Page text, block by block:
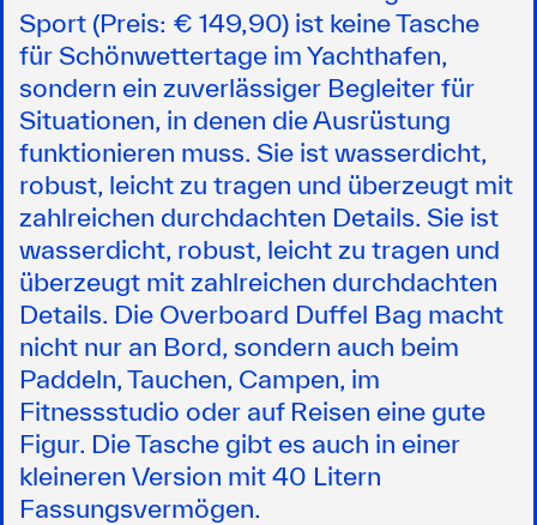
Sport (Preis: € 149,90) ist keine Tasche
für Schönwettertage im Yachthafen,
sondern ein zuverlässiger Begleiter für
Situationen, in denen die Ausrüstung
funktionieren muss. Sie ist wasserdicht,
robust, leicht zu tragen und überzeugt mit
zahlreichen durchdachten Details. Sie ist
wasserdicht, robust, leicht zu tragen und
überzeugt mit zahlreichen durchdachten
Details. Die Overboard Duffel Bag macht
nicht nur an Bord, sondern auch beim
Paddeln, Tauchen, Campen, im
Fitnessstudio oder auf Reisen eine gute
Figur. Die Tasche gibt es auch in einer
kleineren Version mit 40 Litern
Fassungsvermögen.